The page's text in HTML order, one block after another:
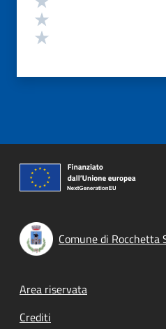
Comune di Rocchetta
Footer menu
Area riservata
Crediti